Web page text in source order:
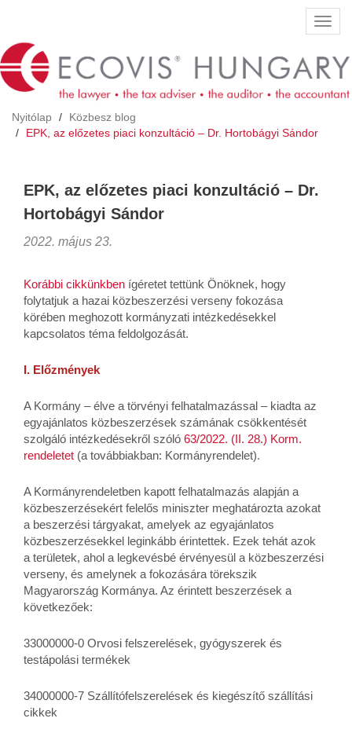
Nyitólap
Közbesz blog
EPK, az előzetes piaci konzultáció – Dr. Hortobágyi Sándor
EPK, az előzetes piaci konzultáció – Dr.
Hortobágyi Sándor
2022. május 23.
Korábbi cikkünkben ígéretet tettünk Önöknek, hogy
folytatjuk a hazai közbeszerzési verseny fokozása
körében meghozott kormányzati intézkedésekkel
kapcsolatos téma feldolgozását.
I. Előzmények
A Kormány – élve a törvényi felhatalmazással – kiadta az
egyajánlatos közbeszerzések számának csökkentését
szolgáló intézkedésekről szóló 63/2022. (II. 28.) Korm.
rendeletet (a továbbiakban: Kormányrendelet).
A Kormányrendeletben kapott felhatalmazás alapján a
közbeszerzésekért felelős miniszter meghatározta azokat
a beszerzési tárgyakat, amelyek az egyajánlatos
közbeszerzésekkel leginkább érintettek. Ezek tehát azok
a területek, ahol a legkevésbé érvényesül a közbeszerzési
verseny, és amelynek a fokozására törekszik
Magyarország Kormánya. Az érintett beszerzések a
következőek:
33000000-0 Orvosi felszerelések, gyógyszerek és
testápolási termékek
34000000-7 Szállítófelszerelések és kiegészítő szállítási
cikkek